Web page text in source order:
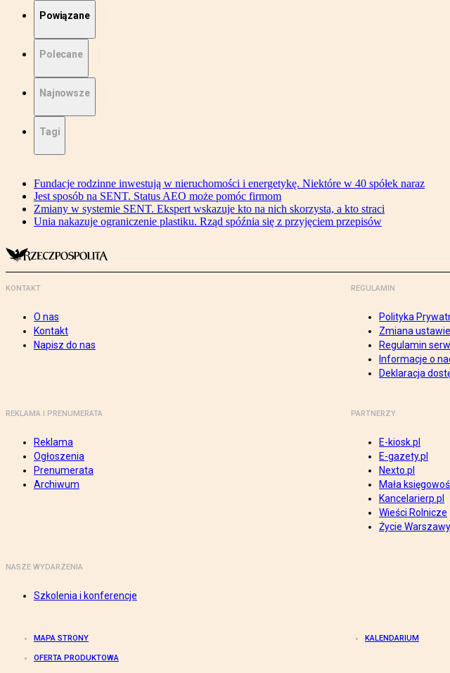
Powiązane
Polecane
Najnowsze
Tagi
Fundacje rodzinne inwestują w nieruchomości i energetykę. Niektóre w 40 spółek naraz
Jest sposób na SENT. Status AEO może pomóc firmom
Zmiany w systemie SENT. Ekspert wskazuje kto na nich skorzysta, a kto straci
Unia nakazuje ograniczenie plastiku. Rząd spóźnia się z przyjęciem przepisów
KONTAKT
O nas
Kontakt
Napisz do nas
REGULAMIN
Polityka
Zmiana
Regulamin
Informacje o
Deklaracja
REKLAMA I PRENUMERATA
Reklama
Ogłoszenia
Prenumerata
Archiwum
PARTNERZY
E-kiosk.pl
E-gazety.pl
Nexto.pl
Mała
Kancelarierp.pl
Wieści Rolnicze
Życie Warszawy
NASZE WYDARZENIA
Szkolenia i konferencje
MAPA STRONY KALENDARIUM
OFERTA PRODUKTOWA